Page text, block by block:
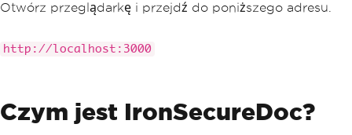
Otwórz przeglądarkę i przejdź do poniższego adresu.
http://localhost:3000
Czym jest IronSecureDoc?